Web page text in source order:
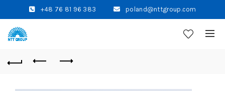
+48 76 81 96 383 poland@nttgroup.com